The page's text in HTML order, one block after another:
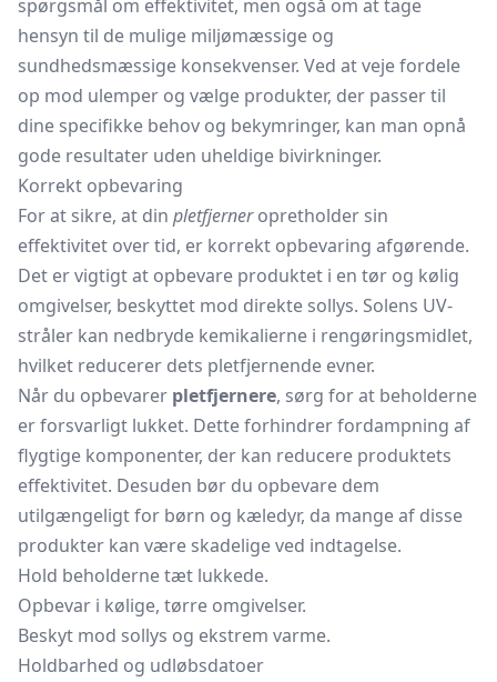
spørgsmål om effektivitet, men også om at tage
hensyn til de mulige miljømæssige og
sundhedsmæssige konsekvenser. Ved at veje fordele
op mod ulemper og vælge produkter, der passer til
dine specifikke behov og bekymringer, kan man opnå
gode resultater uden uheldige bivirkninger.
Korrekt opbevaring
For at sikre, at din pletfjerneropretholder sin
effektivitet over tid, er korrekt opbevaring afgørende.
Det er vigtigt at opbevare produktet i en tør og kølig
omgivelser, beskyttet mod direkte sollys. Solens UV-
stråler kan nedbryde kemikalierne i rengøringsmidlet,
hvilket reducerer dets pletfjernende evner.
Når du opbevarer pletfjernere, sørg for at beholderne
er forsvarligt lukket. Dette forhindrer fordampning af
flygtige komponenter, der kan reducere produktets
effektivitet. Desuden bør du opbevare dem
utilgængeligt for børn og kæledyr, da mange af disse
produkter kan være skadelige ved indtagelse.
Hold beholderne tæt lukkede.
Opbevar i kølige, tørre omgivelser.
Beskyt mod sollys og ekstrem varme.
Holdbarhed og udløbsdatoer